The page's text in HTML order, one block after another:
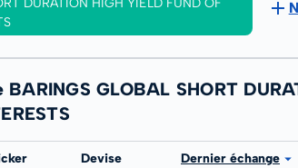
DURATION HIGH YIELD FUND OF
GLOBAL SHORT
Devise Dernier échange